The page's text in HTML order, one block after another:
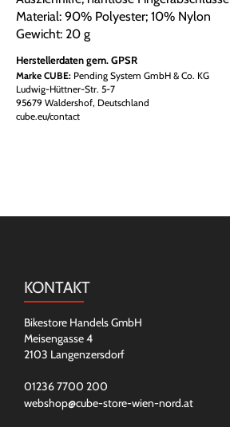
Material: 90% Polyester; 10% Nylon
Gewicht: 20 g
Herstellerdaten gem. GPSR
Marke CUBE: Pending System GmbH & Co. KG
Ludwig-Hüttner-Str. 5-7
95679 Waldershof, Deutschland
cube.eu/contact
KONTAKT
Bikestore Handels GmbH
Meisengasse 4
2103 Langenzersdorf
01236 7700 200
webshop@cube-store-wien-nord.at